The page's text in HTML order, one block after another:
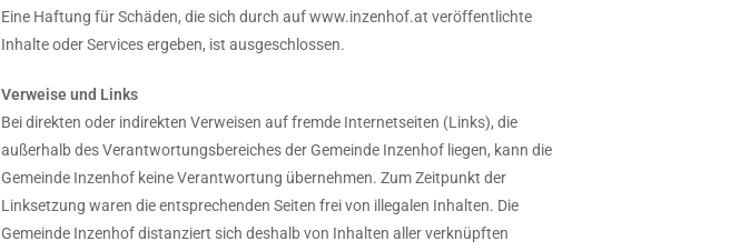
Eine Haftung für Schäden, die sich durch auf www.inzenhof.at veröffentlichte
Inhalte oder Services ergeben, ist ausgeschlossen.
Verweise und Links
Bei direkten oder indirekten Verweisen auf fremde Internetseiten (Links), die
außerhalb des Verantwortungsbereiches der Gemeinde Inzenhof liegen, kann die
Gemeinde Inzenhof keine Verantwortung übernehmen. Zum Zeitpunkt der
Linksetzung waren die entsprechenden Seiten frei von illegalen Inhalten. Die
Gemeinde Inzenhof distanziert sich deshalb von Inhalten aller verknüpften